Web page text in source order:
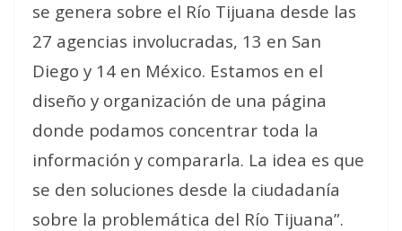
se genera sobre el Río Tijuana desde las
27 agencias involucradas, 13 en San
Diego y 14 en México. Estamos en el
diseño y organización de una página
donde podamos concentrar toda la
información y compararla. La idea es que
se den soluciones desde la ciudadanía
sobre la problemática del Río Tijuana”.